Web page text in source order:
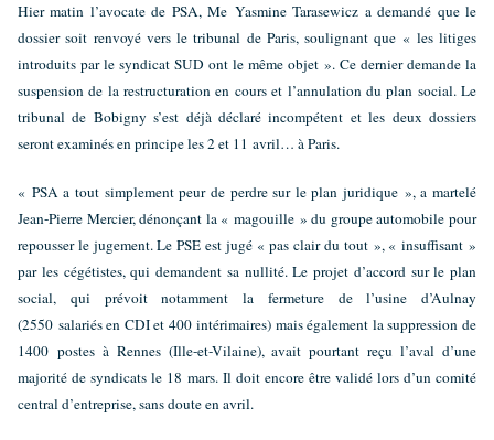
Hier matin l’avocate de PSA, Me Yasmine Tarasewicz a demandé que le
dossier soit renvoyé vers le tribunal de Paris, soulignant que « les litiges
introduits par le syndicat SUD ont le même objet ». Ce dernier demande la
suspension de la restructuration en cours et l’annulation du plan social. Le
tribunal de Bobigny s’est déjà déclaré incompétent et les deux dossiers
seront examinés en principe les 2 et 11 avril… à Paris.
« PSA a tout simplement peur de perdre sur le plan juridique », a martelé
Jean-Pierre Mercier, dénonçant la « magouille » du groupe automobile pour
repousser le jugement. Le PSE est jugé « pas clair du tout », « insuffisant »
par les cégétistes, qui demandent sa nullité. Le projet d’accord sur le plan
social, qui prévoit notamment la fermeture de l’usine d’Aulnay
(2550 salariés en CDI et 400 intérimaires) mais également la suppression de
1400 postes à Rennes (Ille-et-Vilaine), avait pourtant reçu l’aval d’une
majorité de syndicats le 18 mars. Il doit encore être validé lors d’un comité
central d’entreprise, sans doute en avril.